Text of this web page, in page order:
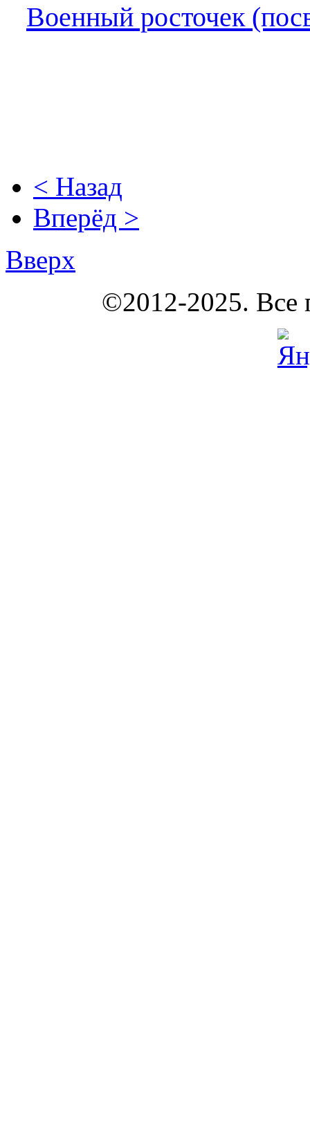
Военный росточек
< Назад
Вперёд >
Вверх
©2012-2025. Все